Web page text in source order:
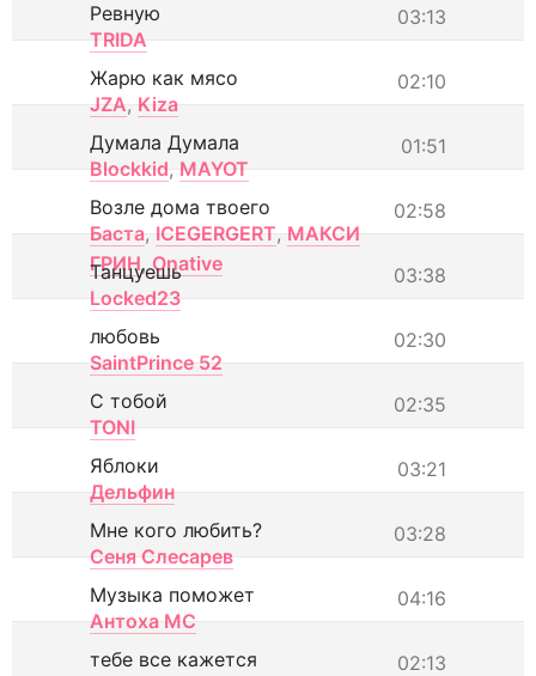
03:13
Ревную
TRIDA
02:10
Жарю как мясо
JZA, Kiza
01:51
Думала Думала
Blockkid, MAYOT
02:58
Возле дома твоего
Баста, ICEGERGERT, МАКСИ
ГРИН, Onative 03:38
Танцуешь
Locked23
02:30
любовь
SaintPrince 52
02:35
С тобой
TONI
03:21
Яблоки
Дельфин
03:28
Мне кого любить?
Сеня Слесарев
04:16
Музыка поможет
Антоха МС
02:13
тебе все кажется